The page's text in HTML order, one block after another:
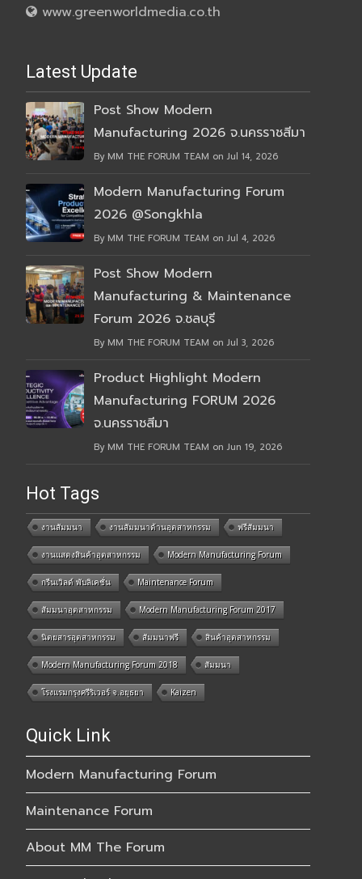
www.greenworldmedia.co.th
Latest Update
Post Show Modern
Manufacturing 2026 จ.นครราชสีมา
By MM THE FORUM TEAM on Jul 14, 2026
Modern Manufacturing Forum
2026 @Songkhla
By MM THE FORUM TEAM on Jul 4, 2026
Post Show Modern
Manufacturing & Maintenance
Forum 2026 จ.ชลบุรี
By MM THE FORUM TEAM on Jul 3, 2026
Product Highlight Modern
Manufacturing FORUM 2026
จ.นครราชสีมา
By MM THE FORUM TEAM on Jun 19, 2026
Hot Tags
งานสัมมนา งานสัมมนาด้านอุตสาหกรรม ฟรีสัมมนา
งานแสดงสินค้าอุตสาหกรรม Modern Manufacturing Forum
กรีนเวิลด์ พับลิเคชั่น Maintenance Forum
สัมมนาอุตสาหกรรม Modern Manufacturing Forum 2017
นิตยสารอุตสาหกรรม สัมมนาฟรี สินค้าอุตสาหกรรม
Modern Manufacturing Forum 2018 สัมมนา
โรงแรมกรุงศรีริเวอร์ จ.อยุธยา Kaizen
Quick Link
Modern Manufacturing Forum
Maintenance Forum
About MM The Forum